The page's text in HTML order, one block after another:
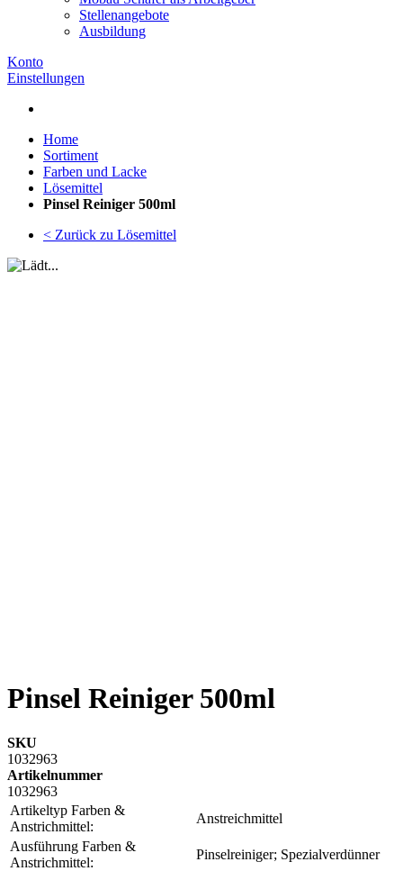
Stellenangebote
Ausbildung
Konto
Einstellungen
Home
Sortiment
Farben und Lacke
Lösemittel
Pinsel Reiniger 500ml
< Zurück zu Lösemittel
Pinsel Reiniger 500ml
SKU
1032963
Artikelnummer
1032963
Artikeltyp Farben &
Anstrichmittel:
Anstreichmittel
Ausführung Farben &
Anstrichmittel:
Pinselreiniger; Spezialverdünner